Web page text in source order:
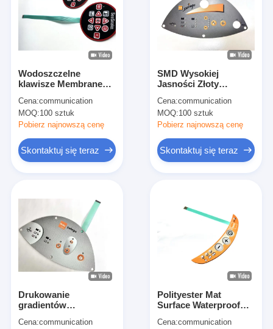
filmy
Pokaz VR
Wodoszczelne
klawisze Membrane
dotykowego
Niezawodność z
montowanym SMD
Cena:communication
MOQ:100 sztuk
Pobierz najnowszą cenę
Skontaktuj się teraz
SMD Wysokiej
Jasności Złoty
Metalowej z IP67
Cena:communication
MOQ:100 sztuk
Pobierz najnowszą cenę
Skontaktuj się teraz
Drukowanie
gradientów
przyciski błony
Cena:communication
Polityester Mat
Surface Waterproof
elektronicznego
Cena:communication